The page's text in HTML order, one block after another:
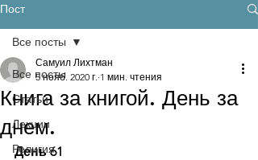
Пост
Все посты
Статьи
Лекции
Религия
Все посты
Книга за книгой. День за
днем.
Самуил Лихтман
5 нояб. 2020 г. 1 мин. чтения
День 61